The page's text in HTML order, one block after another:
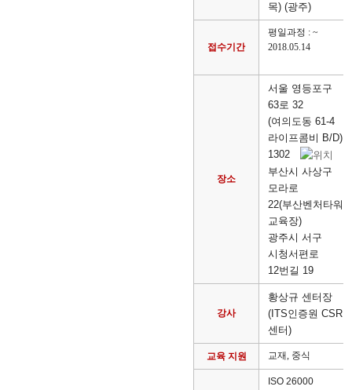
목) (광주)
접수기간
평일과정 : ~
2018.05.14
장소
서울 영등포구
63로 32
(여의도동 61-4
라이프콤비 B/D)
1302
부산시 사상구
모라로
22(부산벤처타워
교육장)
광주시 서구
시청서편로
12번길 19
강사
황상규 센터장
( ITS인증원 CSR
센터)
교육 지원 교재, 중식
ISO 26000